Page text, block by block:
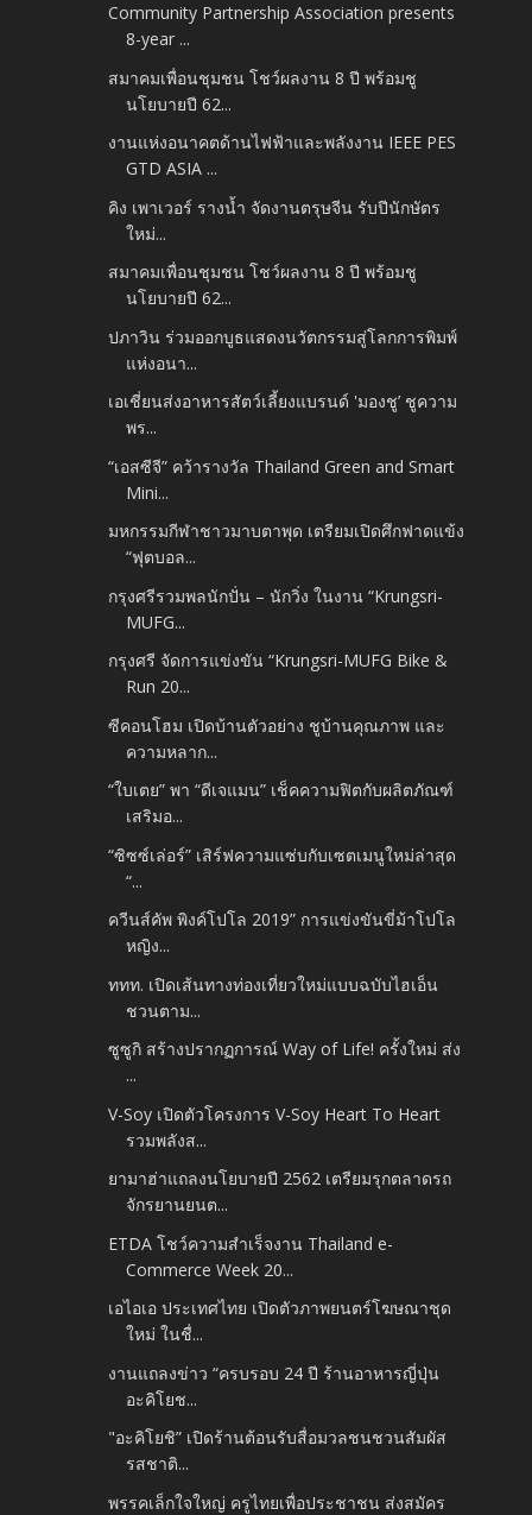
Community Partnership Association presents
8-year ...
สมาคมเพื่อนชุมชน โชว์ผลงาน 8 ปี พร้อมชู
นโยบายปี 62...
งานแห่งอนาคตด้านไฟฟ้าและพลังงาน IEEE PES
GTD ASIA ...
คิง เพาเวอร์ รางน้ำ จัดงานตรุษจีน รับปีนักษัตร
ใหม่...
สมาคมเพื่อนชุมชน โชว์ผลงาน 8 ปี พร้อมชู
นโยบายปี 62...
ปภาวิน ร่วมออกบูธแสดงนวัตกรรมสู่โลกการพิมพ์
แห่งอนา...
เอเชี่ยนส่งอาหารสัตว์เลี้ยงแบรนด์ 'มองชู’ ชูความ
พร...
“เอสซีจี” คว้ารางวัล Thailand Green and Smart
Mini...
มหกรรมกีฬาชาวมาบตาพุด เตรียมเปิดศึกฟาดแข้ง
“ฟุตบอล...
กรุงศรีรวมพลนักปั่น – นักวิ่ง ในงาน “Krungsri-
MUFG...
กรุงศรี จัดการแข่งขัน “Krungsri-MUFG Bike &
Run 20...
ซีคอนโฮม เปิดบ้านตัวอย่าง ชูบ้านคุณภาพ และ
ความหลาก...
“ใบเตย” พา “ดีเจแมน” เช็คความฟิตกับผลิตภัณฑ์
เสริมอ...
“ซิซซ์เล่อร์” เสิร์ฟความแซ่บกับเซตเมนูใหม่ล่าสุด
“...
ควีนส์คัพ พิงค์โปโล 2019” การแข่งขันขี่ม้าโปโล
หญิง...
ททท. เปิดเส้นทางท่องเที่ยวใหม่แบบฉบับไฮเอ็น
ชวนตาม...
ซูซูกิ สร้างปรากฏการณ์ Way of Life! ครั้งใหม่ ส่ง
...
V-Soy เปิดตัวโครงการ V-Soy Heart To Heart
รวมพลังส...
ยามาฮ่าแถลงนโยบายปี 2562 เตรียมรุกตลาดรถ
จักรยานยนต...
ETDA โชว์ความสำเร็จงาน Thailand e-
Commerce Week 20...
เอไอเอ ประเทศไทย เปิดตัวภาพยนตร์โฆษณาชุด
ใหม่ ในชื่...
งานแถลงข่าว “ครบรอบ 24 ปี ร้านอาหารญี่ปุ่น
อะคิโยช...
"อะคิโยชิ” เปิดร้านต้อนรับสื่อมวลชนชวนสัมผัส
รสชาติ...
พรรคเล็กใจใหญ่ ครูไทยเพื่อประชาชน ส่งสมัคร